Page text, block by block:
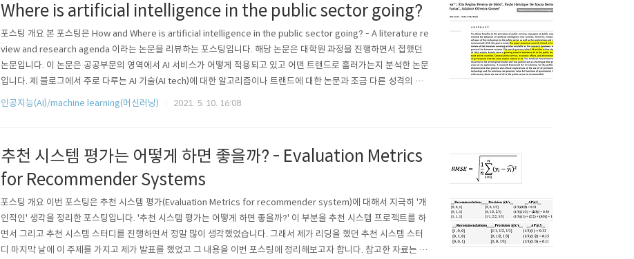
Where is artificial intelligence in the public sector going?
포스팅 개요 본 포스팅은 How and Where is artificial intelligence in the public sector going? - A literature re
view and research agenda 이라는 논문을 리뷰하는 포스팅입니다. 해당 논문은 대학원 과정을 진행하면서 접했던
논문입니다. 이 논문은 공공부문의 영역에서 AI 서비스가 어떻게 적용되고 있고 어떤 트랜드로 흘러가는지 분석한 논문
입니다. 제 블로그에서 주로 다루는 AI 기술(AI tech)에 대한 알고리즘이나 트랜드에 대한 논문과 조금 다른 성격의 논
문인데 개인적으로는 수업들으면서 재밌게 읽었던 논문이어서 간단하게 리뷰를 남겨보려고 합니다. 본 논문은 아래 링
인공지능(AI)/machine learning(머신러닝) 2021. 5. 10. 16:08
추천 시스템 평가는 어떻게 하면 좋을까? - Evaluation Metrics
for Recommender Systems
포스팅 개요 이번 포스팅은 추천 시스템 평가(Evaluation Metrics for recommender system)에 대해서 지극히 '개
인적인' 생각을 정리한 포스팅입니다. '추천 시스템 평가는 어떻게 하면 좋을까?' 이 부분을 추천 시스템 프로젝트를 하
면서 그리고 추천 시스템 스터디를 진행하면서 정말 많이 생각했었습니다. 그래서 제가 리딩을 했던 추천 시스템 스터
디 마지막 날에 이 주제를 가지고 제가 발표를 했었고 그 내용을 이번 포스팅에 정리해보고자 합니다. 참고한 자료는 아